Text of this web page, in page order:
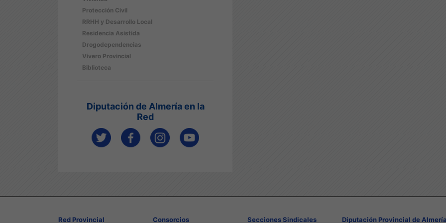
Protección Civil
RRHH y Desarrollo Local
Residencia Asistida
Drogodependencias
Vivero Provincial
Biblioteca
Diputación de Almería en la
Red
Red Provincial Consorcios Secciones Sindicales Diputación Provincial de